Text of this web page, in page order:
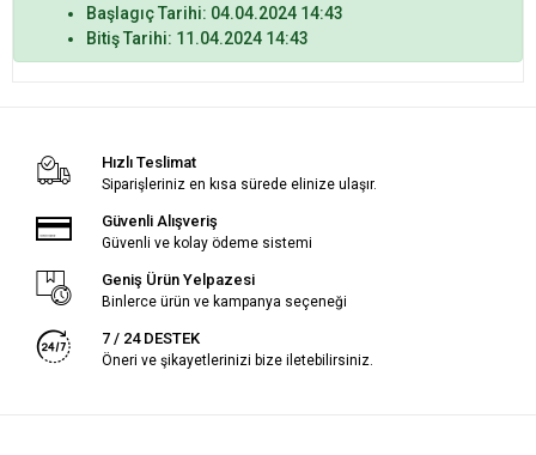
Başlagıç Tarihi: 04.04.2024 14:43
Bitiş Tarihi: 11.04.2024 14:43
Hızlı Teslimat
Siparişleriniz en kısa sürede elinize ulaşır.
Güvenli Alışveriş
Güvenli ve kolay ödeme sistemi
Geniş Ürün Yelpazesi
Binlerce ürün ve kampanya seçeneği
7 / 24 DESTEK
Öneri ve şikayetlerinizi bize iletebilirsiniz.